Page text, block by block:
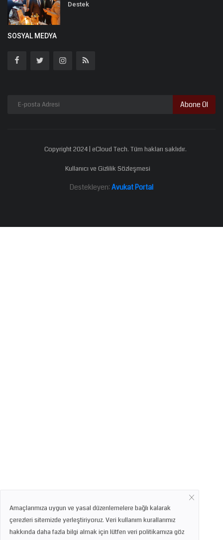
Destek
SOSYAL MEDYA
Abone Ol
Copyright 2024 | eCloud Tech. Tüm hakları saklıdır.
Kullanıcı ve Gizlilik Sözleşmesi
Destekleyen: Avukat Portal
Amaçlarımıza uygun ve yasal düzenlemelere bağlı kalarak
çerezleri sitemizde yerleştiriyoruz. Veri kullanım kurallarımız
hakkında daha fazla bilgi almak için lütfen veri politikamıza göz